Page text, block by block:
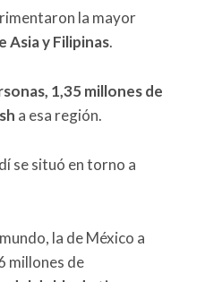
la mayor
y Filipinas.
1,35 millones de
a esa región.
se situó en torno a
la de México a
millones de